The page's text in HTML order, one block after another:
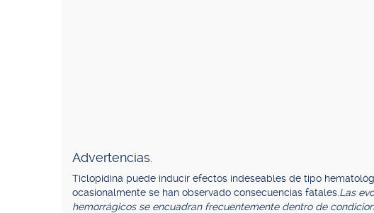
Advertencias.
Ticlopidina puede inducir efectos indeseables de tipo
ocasionalmente se han observado consecuencias fatales. Las
hemorrágicos se encuadran frecuentemente dentro de